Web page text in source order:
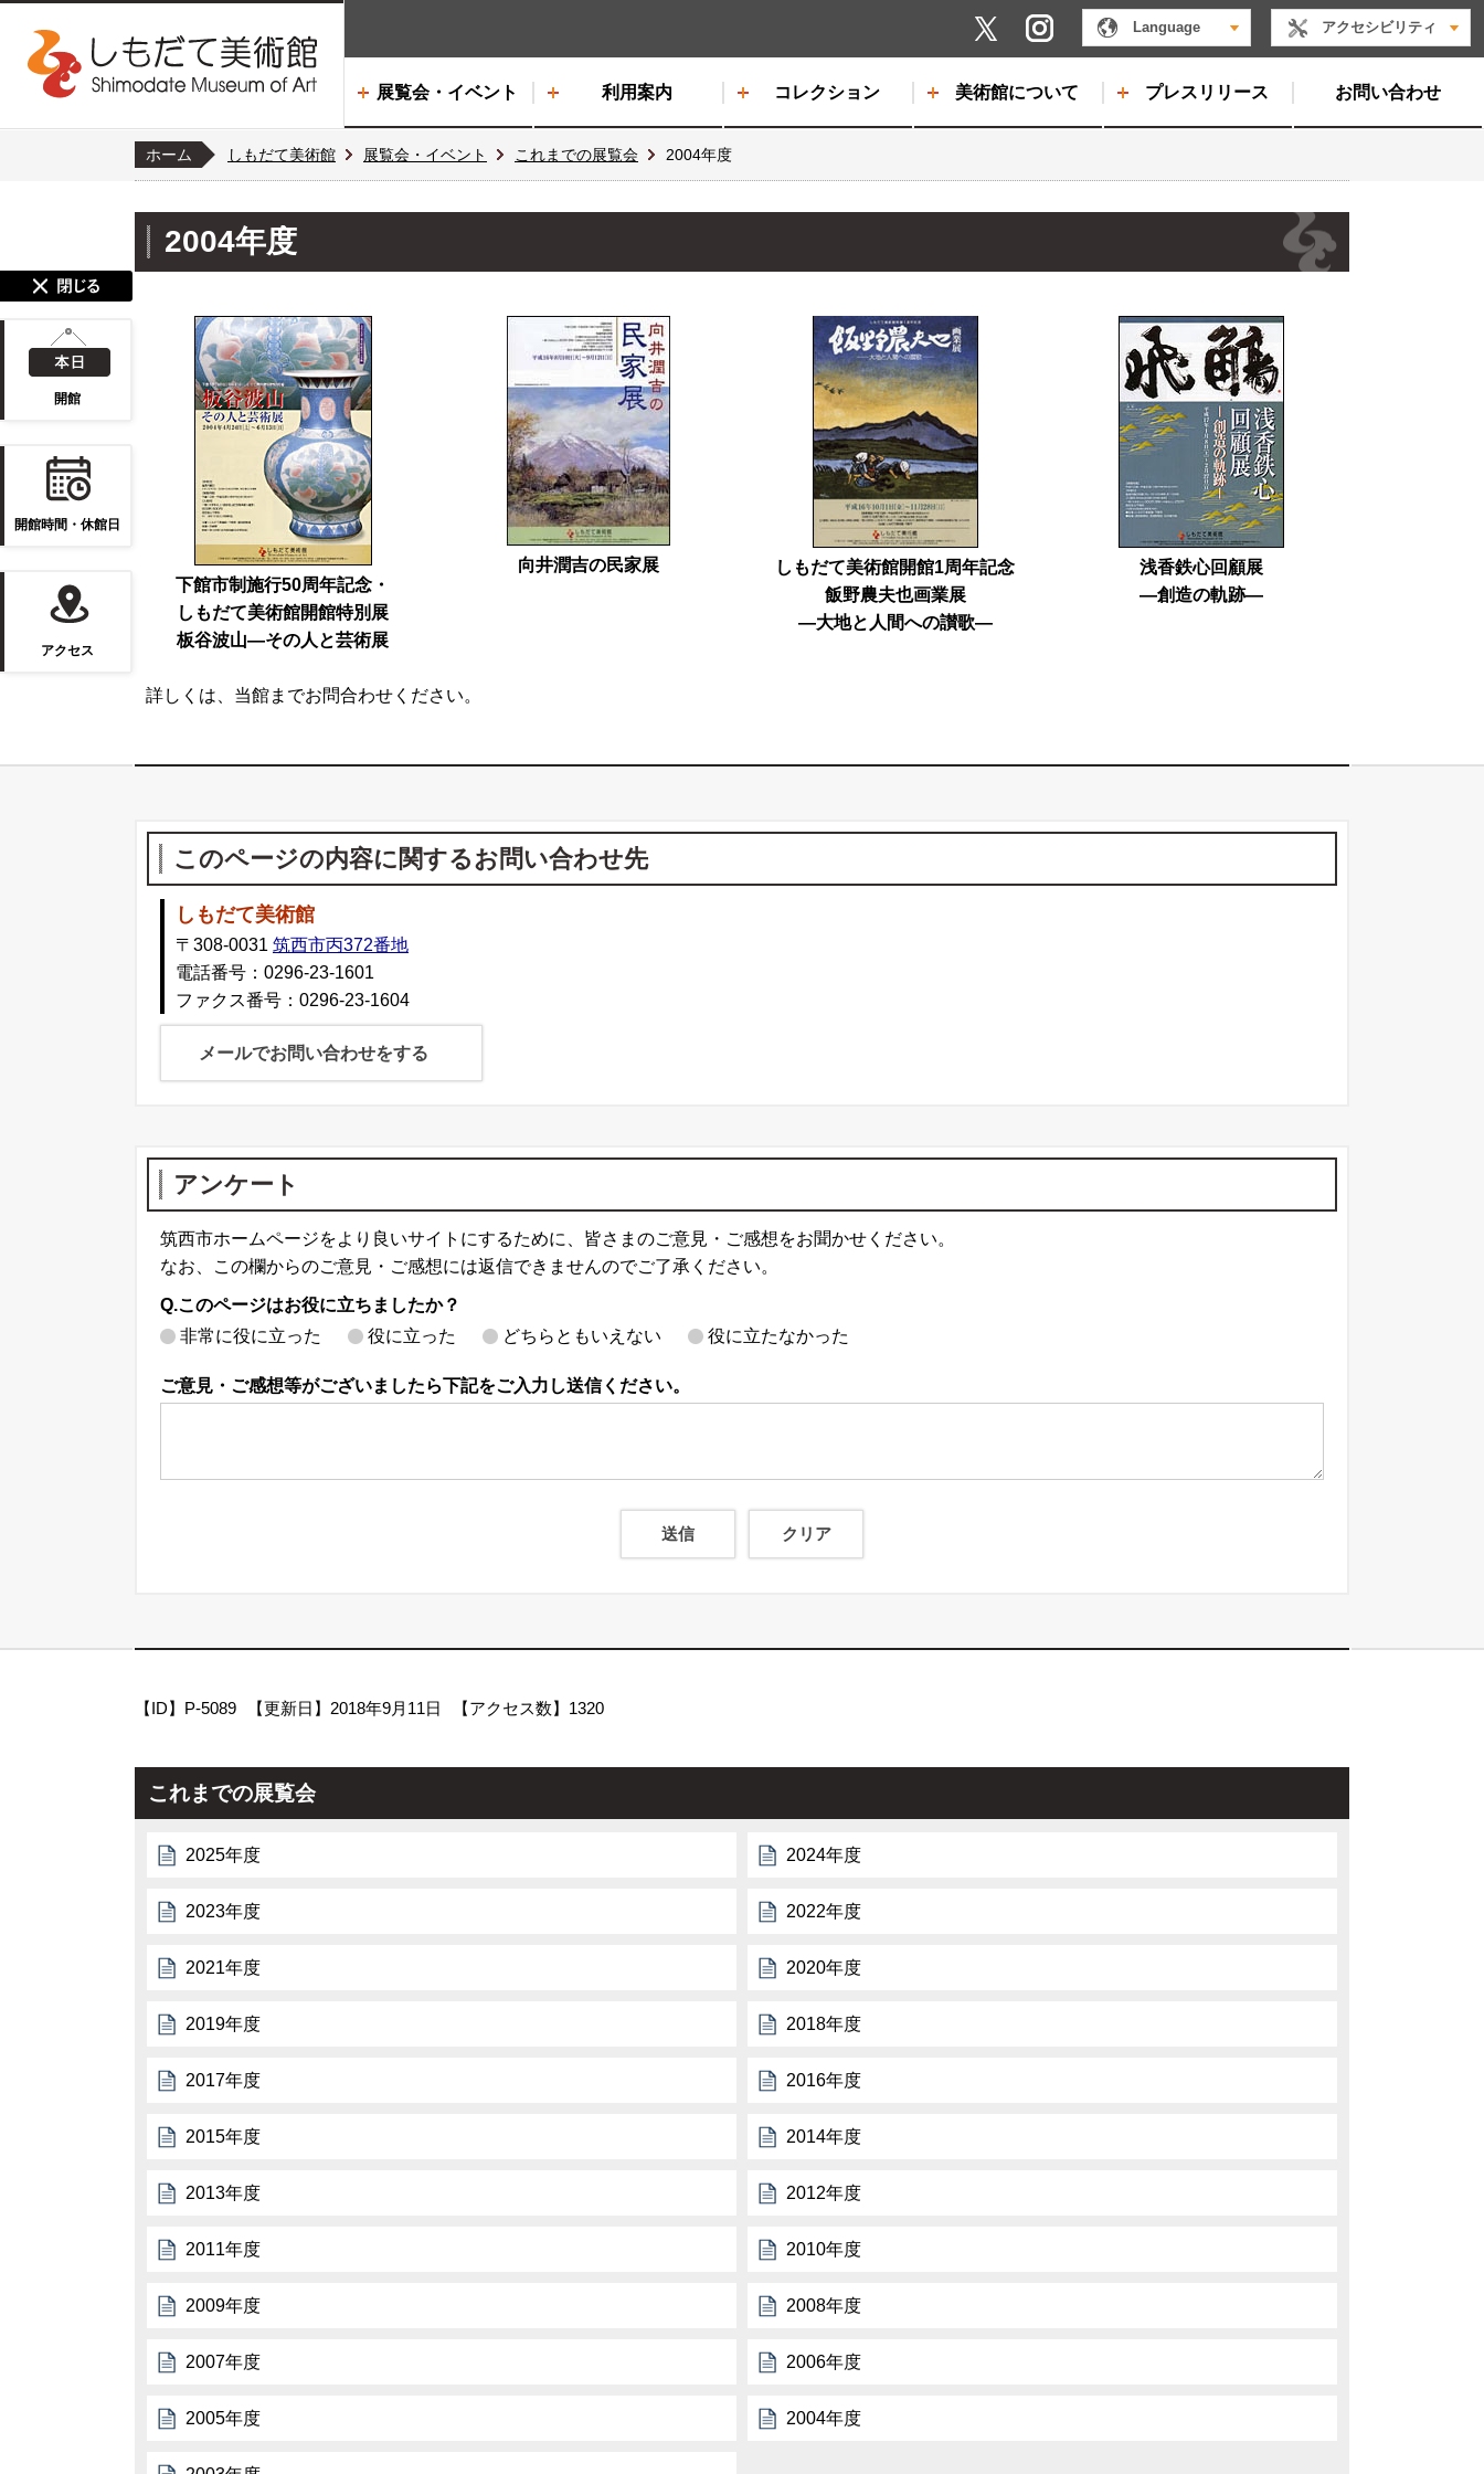
Instagram Language アクセシビリティ
展覧会・イベント 利用案内 コレクション 美術館について プレスリリース お問い合わせ
開館
開館時間・休館日
アクセス
ホーム しもだて美術館 展覧会・イベント これまでの展覧会 2004年度
2004年度
下館市制施行50周年記念・
しもだて美術館開館特別展
板谷波山―その人と芸術展
向井潤吉の民家展
しもだて美術館開館1周年記念
飯野農夫也画業展
―大地と人間への讃歌―
浅香鉄心回顧展
―創造の軌跡―
詳しくは、当館までお問合わせください。
このページの内容に関するお問い合わせ先
しもだて美術館
〒308-0031 筑西市丙372番地
電話番号：0296-23-1601
ファクス番号：0296-23-1604
メールでお問い合わせをする
アンケート
筑西市ホームページをより良いサイトにするために、皆さまのご意見・ご感想をお聞かせください。
なお、この欄からのご意見・ご感想には返信できませんのでご了承ください。
Q.このページはお役に立ちましたか？
非常に役に立った
役に立った どちらともいえない 役に立たなかった
ご意見・ご感想等がございましたら下記をご入力し送信ください。
【ID】 P-5089 【更新日】 2018年9月11日 【アクセス数】 1320
これまでの展覧会
2025年度 2024年度
2023年度 2022年度
2021年度 2020年度
2019年度 2018年度
2017年度 2016年度
2015年度 2014年度
2013年度 2012年度
2011年度 2010年度
2009年度 2008年度
2007年度 2006年度
2005年度 2004年度